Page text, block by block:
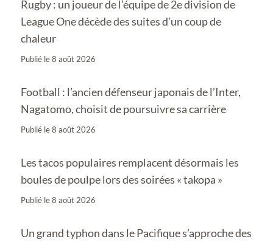
Rugby : un joueur de l’équipe de 2e division de
League One décède des suites d’un coup de
chaleur
Publié le8 août 2026
Football : l’ancien défenseur japonais de l’Inter,
Nagatomo, choisit de poursuivre sa carrière
Publié le8 août 2026
Les tacos populaires remplacent désormais les
boules de poulpe lors des soirées « takopa »
Publié le8 août 2026
Un grand typhon dans le Pacifique s’approche des